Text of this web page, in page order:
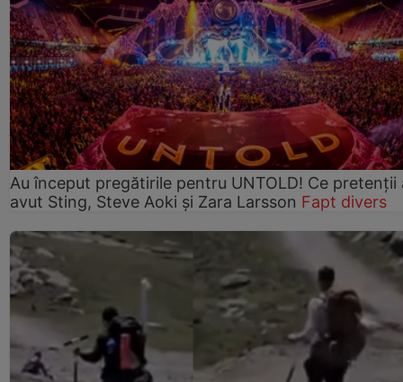
Au început pregătirile pentru UNTOLD! Ce pretenții
avut Sting, Steve Aoki și Zara Larsson Fapt divers